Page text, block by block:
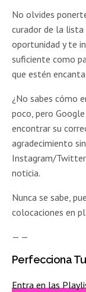
No olvides
curador de la lista
oportunidad y te
suficiente como
que estén
¿No sabes cómo
poco, pero
encontrar su
agradecimiento
Instagram/
noticia.
Nunca se sabe,
colocaciones en
— —
Perfecciona
Entra en las